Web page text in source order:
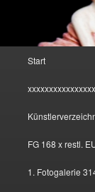
Start
FG 168 x restl.
1. Fotogalerie